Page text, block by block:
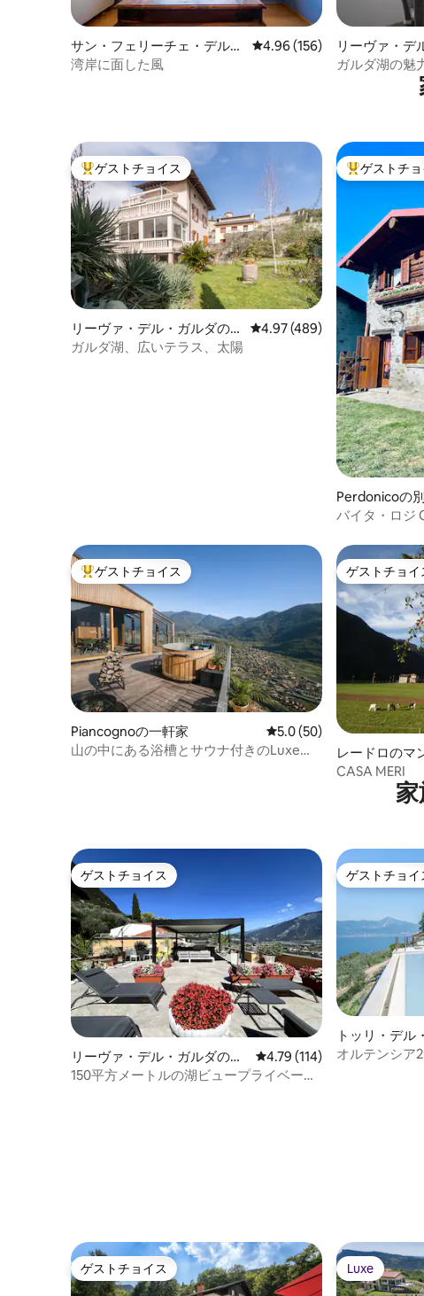
サン・フェリーチェ・デル・
ベナーコのマンション・アパ
レビュー156件、5つ星中
4.96 (156)
湾岸に面した風
リーヴァ・デ
れ
ガルダ湖の魅
呂・ジャグジ
大好評のゲストチョイスです。
ゲストチョイス
リーヴァ・デル・ガルダのマ
ンション・アパート
レビュー489件、5つ星中
4.97 (489)
ガルダ湖、広いテラス、太陽
大好評のゲス
ゲストチョ
Perdonicoの
バイタ・ロジ
大好評のゲストチョイスです。
ゲストチョイス
Piancognoの一軒家 レビュー50件、5つ星中
5.0 (50)
山の中にある浴槽とサウナ付きのLuxe
ゲストチョイ
ゲストチョイ
レードロのマ
ート
CASA MERI
ゲストチョイス
ゲストチョイス
リーヴァ・デル・ガルダのコ
ンドミニアム
レビュー114件、5つ星中
4.79 (114)
150平方メートルの湖ビュープライベート
ゲストチョイ
ゲストチョイ
トッリ・デル
軒家
オルテンシア
ゲストチョイス
ゲストチョイス Luxe
Luxe